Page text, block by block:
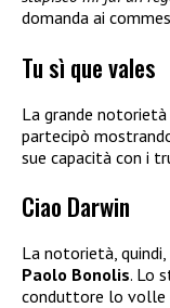
domanda ai
Tu sì que vales
La grande
partecipò
sue capacità con i
Ciao Darwin
La notorietà,
Paolo Bonolis. Lo
conduttore lo volle